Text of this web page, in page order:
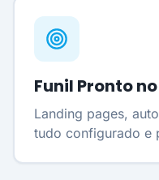
Funil Pronto
Landing pages,
tudo configurado e